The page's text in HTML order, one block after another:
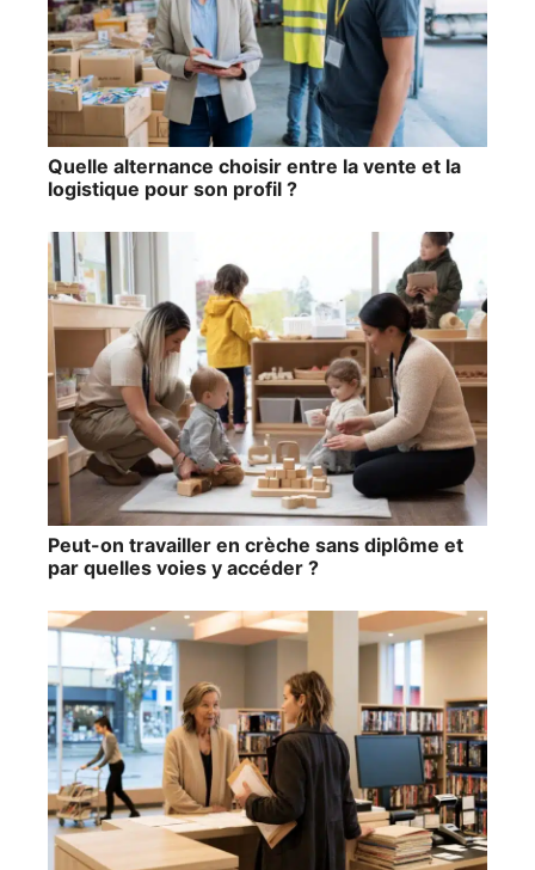
Quelle alternance choisir entre la vente et la
logistique pour son profil ?
Peut-on travailler en crèche sans diplôme et
par quelles voies y accéder ?